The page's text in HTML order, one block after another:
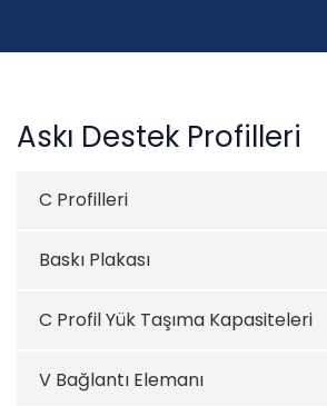
Askı Destek Profilleri
C Profilleri
Baskı Plakası
C Profil Yük Taşıma Kapasiteleri
V Bağlantı Elemanı